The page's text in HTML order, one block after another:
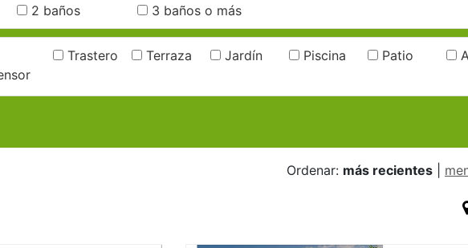
2 baños 3 baños o más
Trastero Terraza Jardín Piscina Patio
Ordenar: más recientes